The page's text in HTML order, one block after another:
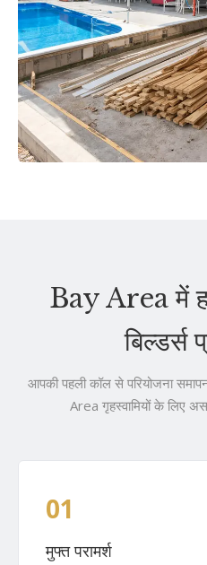
Bay Area में
बिल्डर्स
आपकी पहली कॉल से परियोजना
Area गृहस्वामियों के लिए
01
मुफ्त परामर्श